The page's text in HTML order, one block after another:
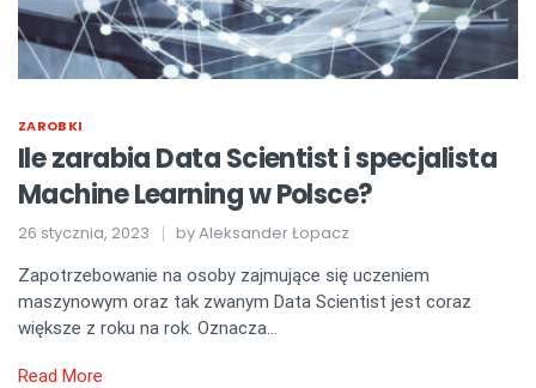
ZAROBKI
Ile zarabia Data Scientist i specjalista
Machine Learning w Polsce?
26 stycznia, 2023 byAleksander Łopacz
Zapotrzebowanie na osoby zajmujące się uczeniem
maszynowym oraz tak zwanym Data Scientist jest coraz
większe z roku na rok. Oznacza…
Read More